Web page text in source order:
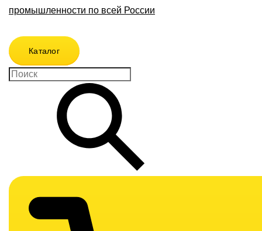
промышленности по всей России
Каталог